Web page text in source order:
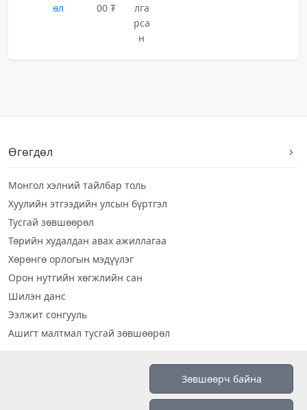
өл
00 ₮
лга
рса
н
Өгөгдөл
Монгол хэлний тайлбар толь
Хуулийн этгээдийн улсын бүртгэл
Тусгай зөвшөөрөл
Төрийн худалдан авах ажиллагаа
Хөрөнгө орлогын мэдүүлэг
Орон нутгийн хөгжлийн сан
Шилэн данс
Ээлжит сонгууль
Ашигт малтмал тусгай зөвшөөрөл
Зөвшөөрч байна